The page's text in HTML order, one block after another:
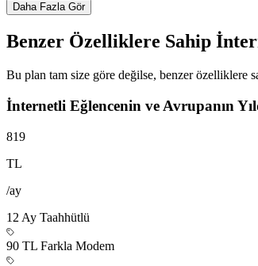
Daha Fazla Gör
Benzer Özelliklere Sahip
Bu plan tam size göre değilse, benzer özelliklere
İnternetli Eğlencenin ve Avrupanın
819
TL
/ay
12 Ay Taahhütlü
90 TL Farkla Modem